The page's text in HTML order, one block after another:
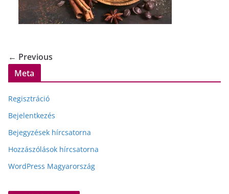
← Previous
Meta
Regisztráció
Bejelentkezés
Bejegyzések hírcsatorna
Hozzászólások hírcsatorna
WordPress Magyarország